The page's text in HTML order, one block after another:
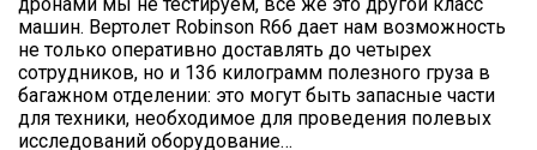
машин. Вертолет Robinson R66 дает нам возможность
не только оперативно доставлять до четырех
сотрудников, но и 136 килограмм полезного груза в
багажном отделении: это могут быть запасные части
для техники, необходимое для проведения полевых
исследований оборудование…